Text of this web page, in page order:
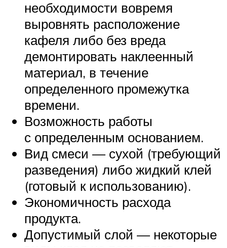
необходимости вовремя
выровнять расположение
кафеля либо без вреда
демонтировать наклеенный
материал, в течение
определенного промежутка
времени.
Возможность работы
с определенным основанием.
Вид смеси — сухой (требующий
разведения) либо жидкий клей
(готовый к использованию).
Экономичность расхода
продукта.
Допустимый слой — некоторые